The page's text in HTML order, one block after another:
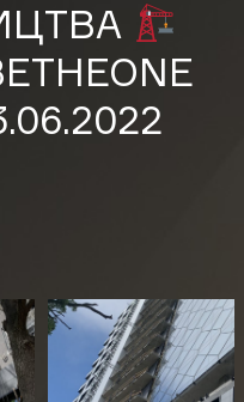
YOUTUBE